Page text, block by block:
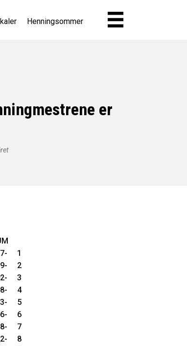
Henningsommer
er
1
2
3
4
5
6
7
8